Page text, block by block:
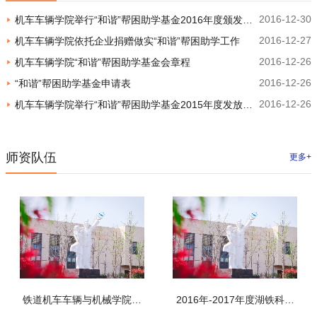
机车车辆学院举行“和谐”帮困助学基金2016年度颁发仪
式
2016-12-30
机车车辆学院依托企业捐赠做实“和谐”帮困助学工作
2016-12-27
机车车辆学院“和谐”帮困助学基金会章程
2016-12-26
“和谐”帮困助学基金申请表
2016-12-26
机车车辆学院举行“和谐”帮困助学基金2015年度发放仪
2016-12-26
师资队伍 更多+
铁道机车车辆与机械学院专
2016年-2017年度湖铁科职